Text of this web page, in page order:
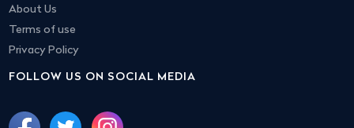
About Us
Terms of use
Privacy Policy
FOLLOW US ON SOCIAL MEDIA